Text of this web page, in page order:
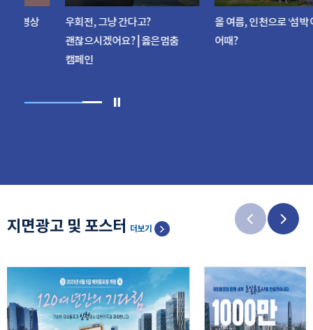
우회전, 그냥 간다고?
괜찮으시겠어요? | 옳은멈춤
캠페인
올 여름, 인천으로 ‘섬박 여행’
지면광고 및 포스터 더보기